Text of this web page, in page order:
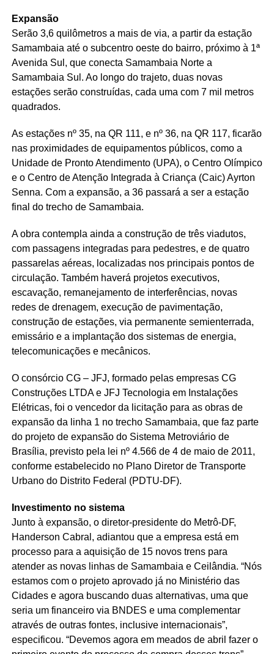
Expansão
Serão 3,6 quilômetros a mais de via, a partir da estação
Samambaia até o subcentro oeste do bairro, próximo à 1ª
Avenida Sul, que conecta Samambaia Norte a
Samambaia Sul. Ao longo do trajeto, duas novas
estações serão construídas, cada uma com 7 mil metros
quadrados.
As estações nº 35, na QR 111, e nº 36, na QR 117, ficarão
nas proximidades de equipamentos públicos, como a
Unidade de Pronto Atendimento (UPA), o Centro Olímpico
e o Centro de Atenção Integrada à Criança (Caic) Ayrton
Senna. Com a expansão, a 36 passará a ser a estação
final do trecho de Samambaia.
A obra contempla ainda a construção de três viadutos,
com passagens integradas para pedestres, e de quatro
passarelas aéreas, localizadas nos principais pontos de
circulação. Também haverá projetos executivos,
escavação, remanejamento de interferências, novas
redes de drenagem, execução de pavimentação,
construção de estações, via permanente semienterrada,
emissário e a implantação dos sistemas de energia,
telecomunicações e mecânicos.
O consórcio CG – JFJ, formado pelas empresas CG
Construções LTDA e JFJ Tecnologia em Instalações
Elétricas, foi o vencedor da licitação para as obras de
expansão da linha 1 no trecho Samambaia, que faz parte
do projeto de expansão do Sistema Metroviário de
Brasília, previsto pela lei nº 4.566 de 4 de maio de 2011,
conforme estabelecido no Plano Diretor de Transporte
Urbano do Distrito Federal (PDTU-DF).
Investimento no sistema
Junto à expansão, o diretor-presidente do Metrô-DF,
Handerson Cabral, adiantou que a empresa está em
processo para a aquisição de 15 novos trens para
atender as novas linhas de Samambaia e Ceilândia. “Nós
estamos com o projeto aprovado já no Ministério das
Cidades e agora buscando duas alternativas, uma que
seria um financeiro via BNDES e uma complementar
através de outras fontes, inclusive internacionais”,
especificou. “Devemos agora em meados de abril fazer o